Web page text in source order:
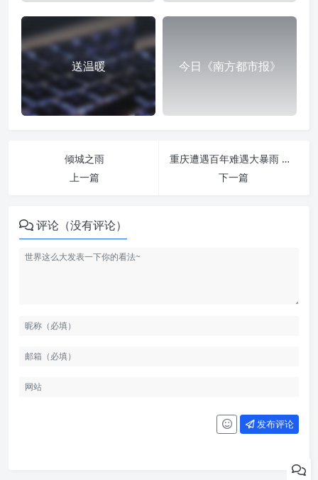
送温暖 今日《南方都市报》
倾城之雨
上一篇
重庆遭遇百年难遇大暴雨 损失惨重
下一篇
评论（没有评论）
发布评论